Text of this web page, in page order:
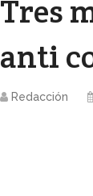
Tres
anti
Redacción